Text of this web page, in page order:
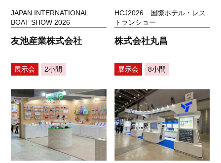
JAPAN INTERNATIONAL
BOAT SHOW 2026
友池産業株式会社
HCJ2026 国際ホテル・レス
トランショー
株式会社丸昌
展示会 2小間 展示会 8小間